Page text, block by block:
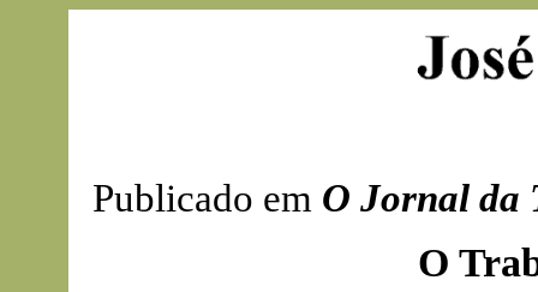
Publicado em O Jornal da
O